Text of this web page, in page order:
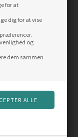
for at
dig for at vise
og
dem sammen